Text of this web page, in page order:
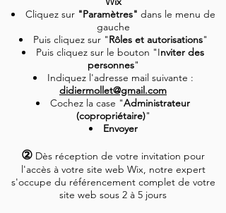
Cliquez sur "Paramètres" dans le menu de
gauche
Puis cliquez sur "Rôles et autorisations"
Puis cliquez sur le bouton "Inviter des
personnes"
Indiquez l'adresse mail suivante :
didiermollet@gmail.com
Cochez la case "Administrateur
(copropriétaire)"
Envoyer
② Dès réception de votre invitation pour
l'accès à votre site web Wix, notre expert
s'occupe du référencement complet de votre
site web sous 2 à 5 jours